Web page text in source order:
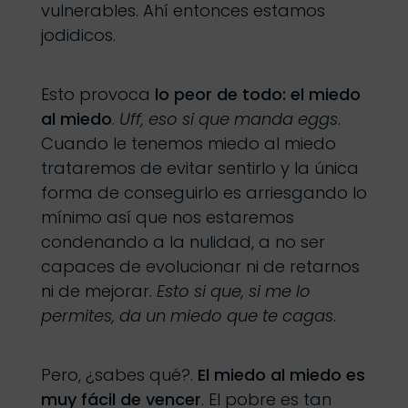
vulnerables. Ahí entonces estamos
jodidicos.
Esto provoca lo peor de todo: el miedo
al miedo. Uff, eso si que manda eggs.
Cuando le tenemos miedo al miedo
trataremos de evitar sentirlo y la única
forma de conseguirlo es arriesgando lo
mínimo así que nos estaremos
condenando a la nulidad, a no ser
capaces de evolucionar ni de retarnos
ni de mejorar. Esto si que, si me lo
permites, da un miedo que te cagas.
Pero, ¿sabes qué?. El miedo al miedo es
muy fácil de vencer. El pobre es tan